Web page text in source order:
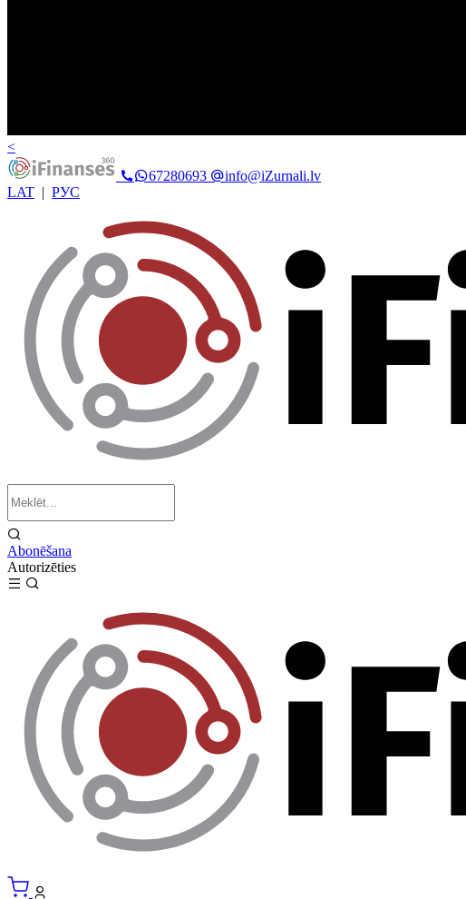
<
67280693
info@iZurnali.lv
LAT | РУС
Abonēšana
Autorizēties